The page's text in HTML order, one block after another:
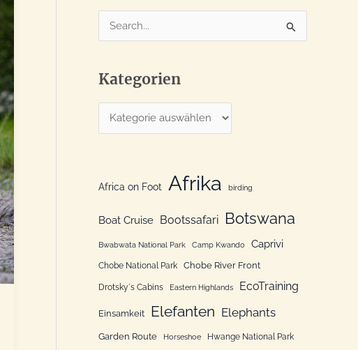
u
h
e
c
Kategorien
a
o
Africa on Foot Afrika birding
Boat Cruise Bootssafari Botswana
Bwabwata National Park Camp Kwando Caprivi
Chobe National Park Chobe River Front
Drotsky´s Cabins Eastern Highlands EcoTraining
Einsamkeit Elefanten Elephants
Garden Route Horseshoe Hwange National Park